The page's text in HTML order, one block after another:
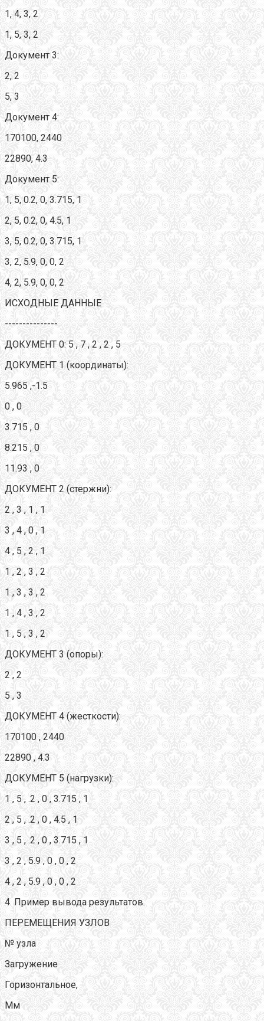
1, 4, 3, 2
1, 5, 3, 2
Документ 3:
2, 2
5, 3
Документ 4:
170100, 2440
22890, 4.3
Документ 5:
1, 5, 0.2, 0, 3.715, 1
2, 5, 0.2, 0, 4.5, 1
3, 5, 0.2, 0, 3.715, 1
3, 2, 5.9, 0, 0, 2
4, 2, 5.9, 0, 0, 2
ИСХОДНЫЕ ДАННЫЕ
---------------
ДОКУМЕНТ 0: 5 , 7 , 2 , 2 , 5
ДОКУМЕНТ 1 (координаты):
5.965 ,-1.5
0 , 0
3.715 , 0
8.215 , 0
11.93 , 0
ДОКУМЕНТ 2 (стержни):
2 , 3 , 1 , 1
3 , 4 , 0 , 1
4 , 5 , 2 , 1
1 , 2 , 3 , 2
1 , 3 , 3 , 2
1 , 4 , 3 , 2
1 , 5 , 3 , 2
ДОКУМЕНТ 3 (опоры):
2 , 2
5 , 3
ДОКУМЕНТ 4 (жесткости):
170100 , 2440
22890 , 4.3
ДОКУМЕНТ 5 (нагрузки):
1 , 5 , .2 , 0 , 3.715 , 1
2 , 5 , .2 , 0 , 4.5 , 1
3 , 5 , .2 , 0 , 3.715 , 1
3 , 2 , 5.9 , 0 , 0 , 2
4 , 2 , 5.9 , 0 , 0 , 2
4. Пример вывода результатов.
ПЕРЕМЕЩЕНИЯ УЗЛОВ
№ узла
Загружение
Горизонтальное,
Мм